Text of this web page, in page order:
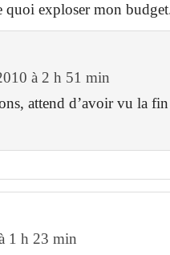
quoi exploser mon
à 2 h 51 min
attend d’avoir vu la
1 h 23 min